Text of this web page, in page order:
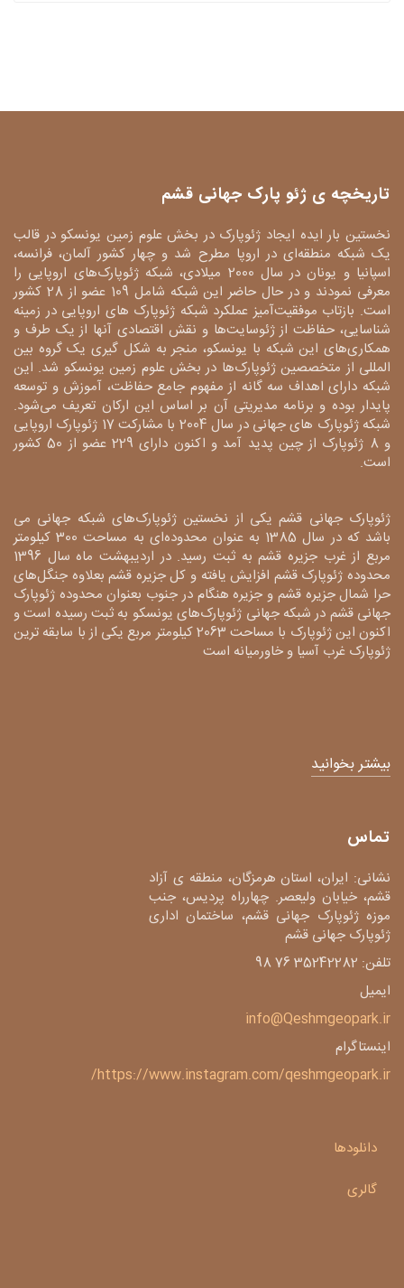
تاریخچه ی ژئو پارک جهانی قشم
نخستین بار ایده ایجاد ژئوپارک در بخش علوم زمین یونسکو در قالب
یک شبکه منطقه‌ای در اروپا مطرح شد و چهار کشور آلمان، فرانسه،
اسپانیا و یونان در سال 2000 میلادی، شبکه ژئوپارک‌های اروپایی را
معرفی نمودند و در حال حاضر این شبکه شامل 109 عضو از 28 کشور
است. بازتاب موفقیت‌آمیز عملکرد شبکه ژئوپارک های اروپایی در زمینه
شناسایی، حفاظت از ژئوسایت‌ها و نقش اقتصادی آنها از یک طرف و
همکاری‌های این شبکه با یونسکو، منجر به شکل گیری یک گروه بین
المللی از متخصصین ژئوپارک‌ها در بخش علوم زمین یونسکو شد. این
شبکه دارای اهداف سه گانه از مفهوم جامع حفاظت، آموزش و توسعه
پایدار بوده و برنامه مدیریتی آن بر اساس این ارکان تعریف می‌شود.
شبکه ژئوپارک های جهانی در سال 2004 با مشارکت 17 ژئوپارک اروپایی
و 8 ژئوپارک از چین پدید آمد و اکنون دارای 229 عضو از 50 کشور
است.
ژئوپارک جهانی قشم یکی از نخستین ژئوپارک‌های شبکه جهانی می
باشد که در سال 1385 به عنوان محدوده‌ای به مساحت 300 کیلومتر
مربع از غرب جزیره قشم به ثبت رسید. در اردیبهشت ماه سال 1396
محدوده ژئوپارک قشم افزایش یافته و کل جزیره قشم بعلاوه جنگل‌های
حرا شمال جزیره قشم و جزیره هنگام در جنوب بعنوان محدوده ژئوپارک
جهانی قشم در شبکه جهانی ژئوپارک‌های یونسکو به ثبت رسیده است و
اکنون این ژئوپارک با مساحت 2063 کیلومتر مربع یکی از با سابقه ترین
ژئوپارک غرب آسیا و خاورمیانه است
بیشتر بخوانید
تماس
نشانی: ایران، استان هرمزگان، منطقه ی آزاد
قشم، خیابان ولیعصر. چهارراه پردیس، جنب
موزه ژئوپارک جهانی قشم، ساختمان اداری
ژئوپارک جهانی قشم
تلفن: 35242282 76 98
ایمیل
info@Qeshmgeopark.ir
اینستاگرام
https://www.instagram.com/qeshmgeopark.ir/
دانلودها
گالری